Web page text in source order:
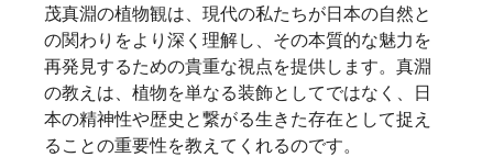
茂真淵の植物観は、現代の私たちが日本の自然と
の関わりをより深く理解し、その本質的な魅力を
再発見するための貴重な視点を提供します。真淵
の教えは、植物を単なる装飾としてではなく、日
本の精神性や歴史と繋がる生きた存在として捉え
ることの重要性を教えてくれるのです。